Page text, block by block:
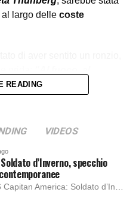
al largo delle coste
READING
VIDEOS
d’Inverno, specchio